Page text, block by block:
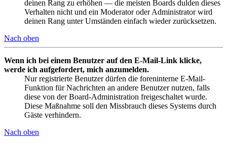
deinen Rang zu erhöhen — die meisten Boards dulden dieses
Verhalten nicht und ein Moderator oder Administrator wird
deinen Rang unter Umständen einfach wieder zurücksetzen.
Nach oben
Wenn ich bei einem Benutzer auf den E-Mail-Link klicke,
werde ich aufgefordert, mich anzumelden.
Nur registrierte Benutzer dürfen die foreninterne E-Mail-
Funktion für Nachrichten an andere Benutzer nutzen, falls
diese von der Board-Administration freigeschaltet wurde.
Diese Maßnahme soll den Missbrauch dieses Systems durch
Gäste verhindern.
Nach oben